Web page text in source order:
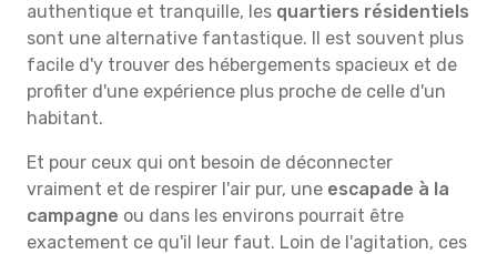
authentique et tranquille, les quartiers résidentiels
sont une alternative fantastique. Il est souvent plus
facile d'y trouver des hébergements spacieux et de
profiter d'une expérience plus proche de celle d'un
habitant.
Et pour ceux qui ont besoin de déconnecter
vraiment et de respirer l'air pur, une escapade à la
campagne ou dans les environs pourrait être
exactement ce qu'il leur faut. Loin de l'agitation, ces